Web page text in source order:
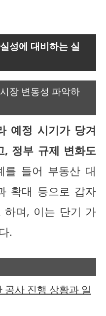
성에 대비하는 실
장 변동성 파악하
예정 시기가 당겨
, 정부 규제 변화도
를 들어 부동산 대
확대 등으로 갑자
하며, 이는 단기 가
.
공사 진행 상황과 일